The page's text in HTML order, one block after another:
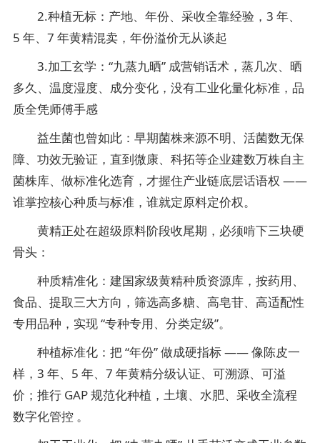
2.种植无标：产地、年份、采收全靠经验，3 年、
5 年、7 年黄精混卖，年份溢价无从谈起
3.加工玄学：“九蒸九晒” 成营销话术，蒸几次、晒
多久、温度湿度、成分变化，没有工业化量化标准，品
质全凭师傅手感
益生菌也曾如此：早期菌株来源不明、活菌数无保
障、功效无验证，直到微康、科拓等企业建数万株自主
菌株库、做标准化选育，才握住产业链底层话语权 ——
谁掌控核心种质与标准，谁就定原料定价权。
黄精正处在超级原料阶段收尾期，必须啃下三块硬
骨头：
种质精准化：建国家级黄精种质资源库，按药用、
食品、提取三大方向，筛选高多糖、高皂苷、高适配性
专用品种，实现 “专种专用、分类定级”。
种植标准化：把 “年份” 做成硬指标 —— 像陈皮一
样，3 年、5 年、7 年黄精分级认证、可溯源、可溢
价；推行 GAP 规范化种植，土壤、水肥、采收全流程
数字化管控 。